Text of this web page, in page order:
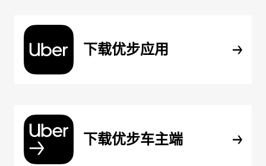
下载优步应用
下载优步车主端